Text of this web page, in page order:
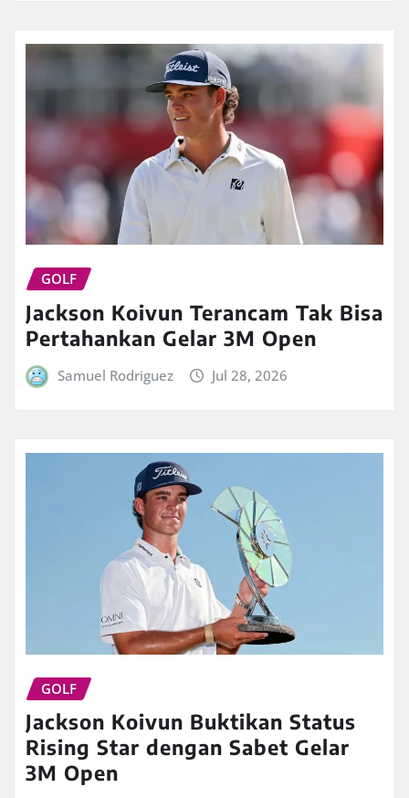
GOLF
Jackson Koivun Terancam Tak Bisa
Pertahankan Gelar 3M Open
Samuel Rodriguez Jul 28, 2026
GOLF
Jackson Koivun Buktikan Status
Rising Star dengan Sabet Gelar
3M Open